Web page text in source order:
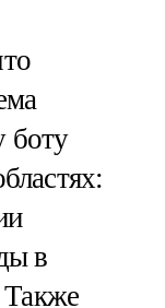
боту
в
Также